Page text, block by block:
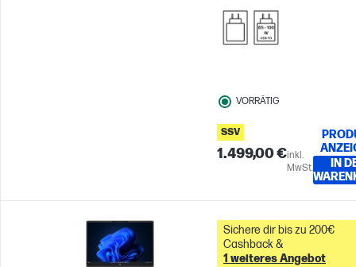
VORRÄTIG
SSV
1.499,00 €inkl.
MwSt.
IN
Sichere dir bis zu 200€
Cashback &
1 weiteres Angebot